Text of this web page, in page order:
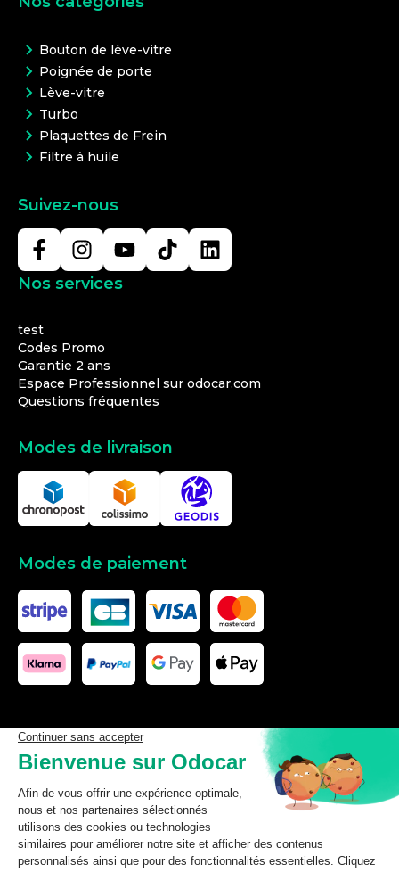
Bouton de lève-vitre
Poignée de porte
Lève-vitre
Turbo
Plaquettes de Frein
Filtre à huile
Suivez-nous
Nos services
test
Codes Promo
Garantie 2 ans
Espace Professionnel sur odocar.com
Questions fréquentes
Modes de livraison
Modes de paiement
Les données affichées ici, particulièrement la base de donnée
complète, ne doivent pas être copiées. Il est interdit d’exploiter les
données ou la base de données complète, de laisser un tiers les
exploiter, ni de les rendre accessible à un tiers, sans accord
préalable de TecDoc. Toute infraction constitue une violation des
droits d’auteur et fera l’objet de poursuites.